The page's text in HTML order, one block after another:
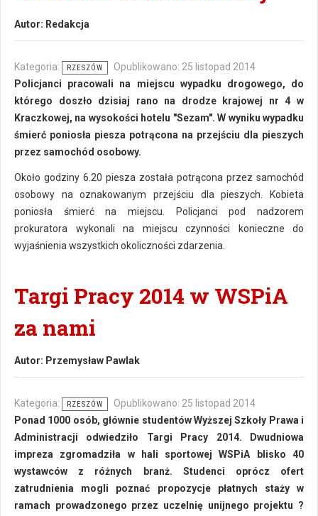
Autor: Redakcja
Kategoria: RZESZÓW
Opublikowano: 25 listopad 2014
Policjanci pracowali na miejscu wypadku drogowego, do
którego doszło dzisiaj rano na drodze krajowej nr 4 w
Kraczkowej, na wysokości hotelu "Sezam". W wyniku wypadku
śmierć poniosła piesza potrącona na przejściu dla pieszych
przez samochód osobowy.
Około godziny 6.20 piesza została potrącona przez samochód
osobowy na oznakowanym przejściu dla pieszych. Kobieta
poniosła śmierć na miejscu. Policjanci pod nadzorem
prokuratora wykonali na miejscu czynności konieczne do
wyjaśnienia wszystkich okoliczności zdarzenia.
Targi Pracy 2014 w WSPiA
za nami
Autor: Przemysław Pawlak
Kategoria: RZESZÓW
Opublikowano: 25 listopad 2014
Ponad 1000 osób, głównie studentów Wyższej Szkoły Prawa i
Administracji odwiedziło Targi Pracy 2014. Dwudniowa
impreza zgromadziła w hali sportowej WSPiA blisko 40
wystawców z różnych branż. Studenci oprócz ofert
zatrudnienia mogli poznać propozycje płatnych staży w
ramach prowadzonego przez uczelnię unijnego projektu ?